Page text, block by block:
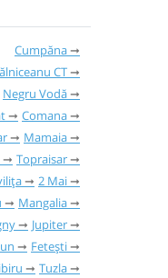
Cumpăna
CT
Negru Vodă
Comana
Mamaia
Topraisar
2 Mai
Mangalia
Jupiter
Fetești
Tuzla